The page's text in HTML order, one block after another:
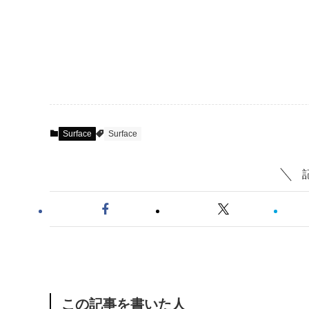
Surface Surface
この記事を書いた人